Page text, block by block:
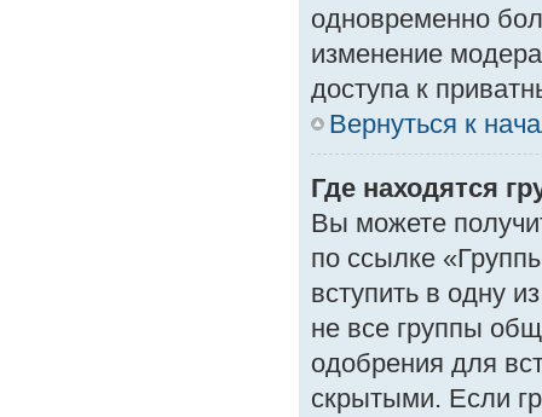
одновременно
изменение
доступа к
Вернуться к
Где находятся
Вы можете
по ссылке
вступить в одну
не все группы
одобрения для
скрытыми. Если